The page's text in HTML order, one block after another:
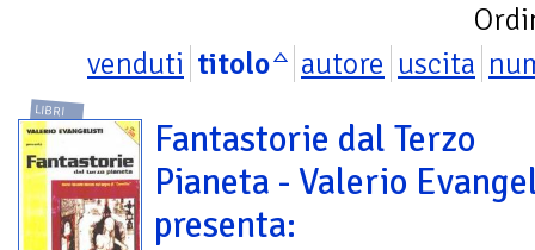
venduti titolo autore uscita
LIBRI
Fantastorie dal Terzo
Pianeta - Valerio
presenta: